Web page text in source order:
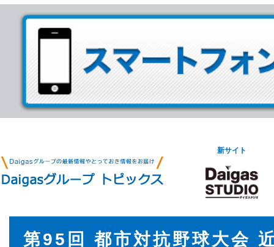
新サイト
第95回 都市対抗野球大会